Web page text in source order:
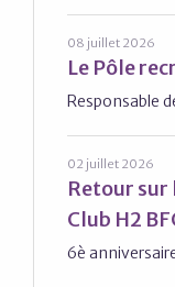
08 juillet 2026
Le Pôle
Responsable
02 juillet 2026
Retour sur
Club H2
6è